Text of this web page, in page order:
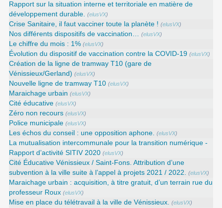
Rapport sur la situation interne et territoriale en matière de
développement durable. (elusVX)
Crise Sanitaire, il faut vacciner toute la planète ! (elusVX)
Nos différents dispositifs de vaccination… (elusVX)
Le chiffre du mois : 1% (elusVX)
Évolution du dispositif de vaccination contre la COVID-19 (elusVX)
Création de la ligne de tramway T10 (gare de
Vénissieux/Gerland) (elusVX)
Nouvelle ligne de tramway T10 (elusVX)
Maraichage urbain (elusVX)
Cité éducative (elusVX)
Zéro non recours (elusVX)
Police municipale (elusVX)
Les échos du conseil : une opposition aphone. (elusVX)
La mutualisation intercommunale pour la transition numérique -
Rapport d’activité SITIV 2020 (elusVX)
Cité Éducative Vénissieux / Saint-Fons. Attribution d’une
subvention à la ville suite à l’appel à projets 2021 / 2022. (elusVX)
Maraichage urbain : acquisition, à titre gratuit, d’un terrain rue du
professeur Roux (elusVX)
Mise en place du télétravail à la ville de Vénissieux. (elusVX)